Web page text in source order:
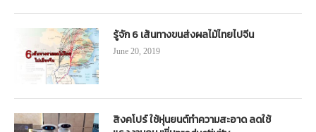
รู้จัก 6 เส้นทางขนส่งผลไม้ไทยไปจีน
June 20, 2019
สิงคโปร์ ใช้หุ่นยนต์ทำความสะอาด ลดใช้